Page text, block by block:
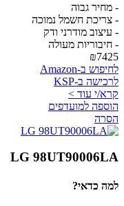
- מחיר גבוה
- צריכת חשמל נמוכה
- עיצוב מודרני ודק
- חיבוריות מעולה
₪7425
לחיפוש ב-Amazon
לרכישה ב-KSP
קרא/י עוד >
הוספה למועדפים
הסרה
LG 98UT90006LA
למה כדאי?